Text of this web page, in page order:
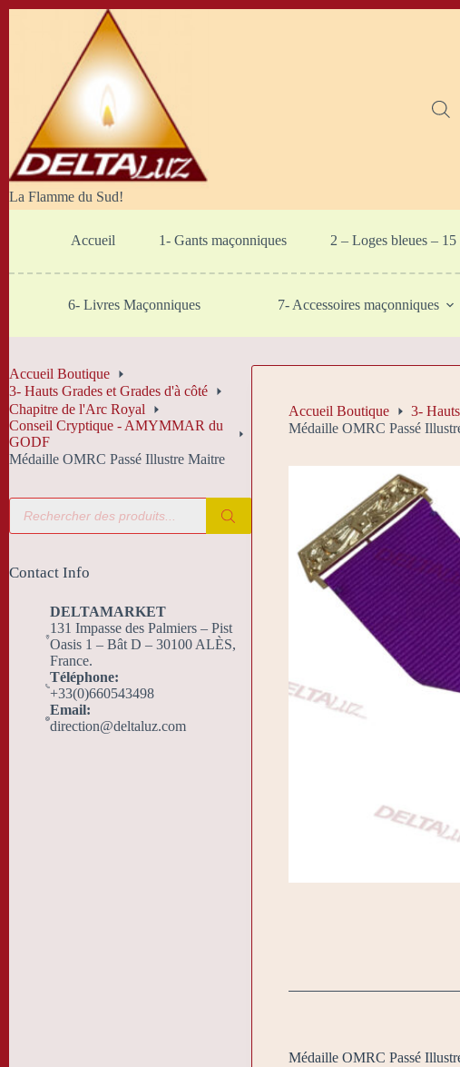
La Flamme du Sud!
Accueil 1- Gants maçonniques 2 – Loges bleues – 15
6- Livres Maçonniques 7- Accessoires maçonniques
Accueil Boutique 3-
Médaille OMRC Passé
Médaille OMRC Passé
Accueil Boutique
3- Hauts Grades et Grades d'à côté
Chapitre de l'Arc Royal
Conseil Cryptique - AMYMMAR du
GODF
Médaille OMRC Passé Illustre Maitre
Recherche
produits
Contact Info
DELTAMARKET
131 Impasse des Palmiers – Pist
Oasis 1 – Bât D – 30100 ALÈS,
France.
Téléphone:
+33(0)660543498
Email:
direction@deltaluz.com